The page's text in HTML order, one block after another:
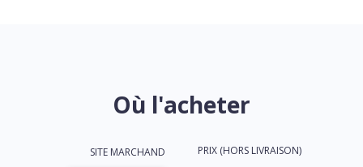
Où l'acheter
SITE MARCHAND PRIX (HORS LIVRAISON)